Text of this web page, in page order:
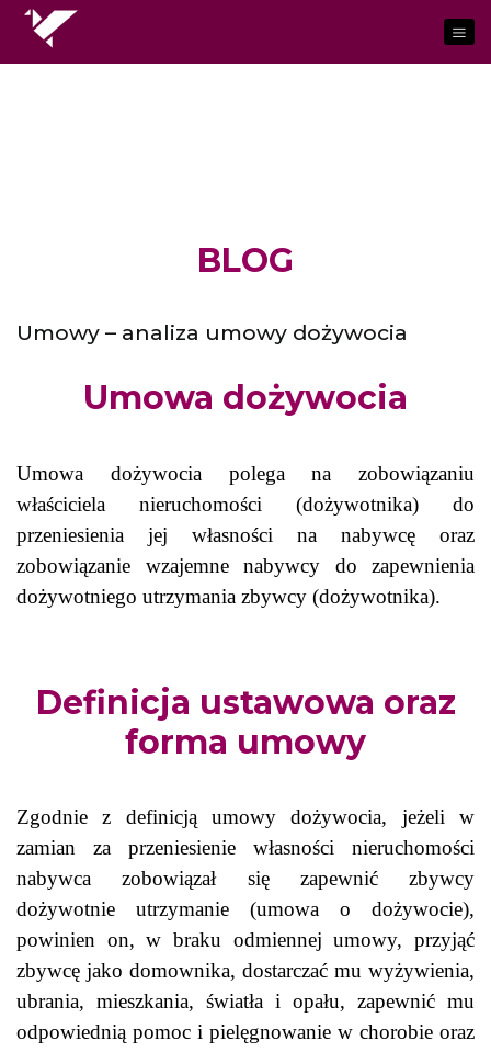
BLOG
Umowy – analiza umowy dożywocia
Umowa dożywocia
Umowa dożywocia polega na zobowiązaniu
właściciela nieruchomości (dożywotnika) do
przeniesienia jej własności na nabywcę oraz
zobowiązanie wzajemne nabywcy do zapewnienia
dożywotniego utrzymania zbywcy (dożywotnika).
Definicja ustawowa oraz
forma umowy
Zgodnie z definicją umowy dożywocia, jeżeli w
zamian za przeniesienie własności nieruchomości
nabywca zobowiązał się zapewnić zbywcy
dożywotnie utrzymanie (umowa o dożywocie),
powinien on, w braku odmiennej umowy, przyjąć
zbywcę jako domownika, dostarczać mu wyżywienia,
ubrania, mieszkania, światła i opału, zapewnić mu
odpowiednią pomoc i pielęgnowanie w chorobie oraz